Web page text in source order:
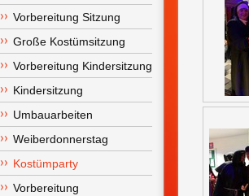
Vorbereitung Sitzung
Große Kostümsitzung
Vorbereitung Kindersitzung
Kindersitzung
Umbauarbeiten
Weiberdonnerstag
Kostümparty
Vorbereitung